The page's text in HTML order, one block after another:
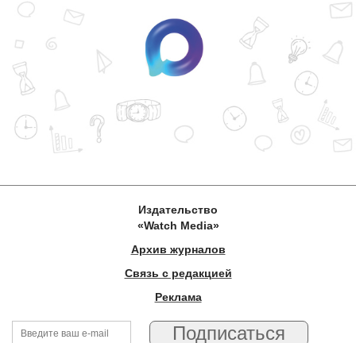
Издательство
«Watch Media»
Архив журналов
Связь с редакцией
Реклама